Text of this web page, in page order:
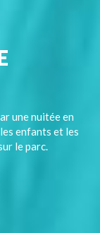
une nuitée en
enfants et les
le parc.